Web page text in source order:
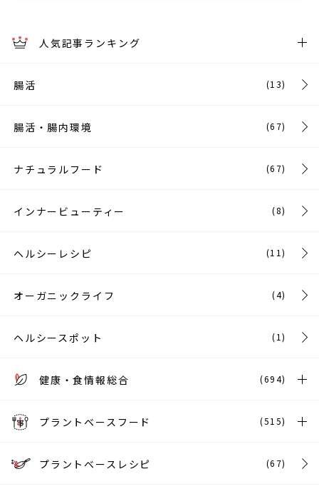
人気記事ランキング
腸活 (13)
腸活・腸内環境 (67)
ナチュラルフード (67)
インナービューティー (8)
ヘルシーレシピ (11)
オーガニックライフ (4)
ヘルシースポット (1)
健康・食情報総合 (694)
プラントベースフード (515)
プラントベースレシピ (67)